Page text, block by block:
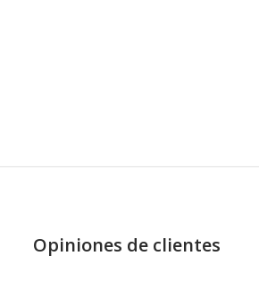
Opiniones de clientes